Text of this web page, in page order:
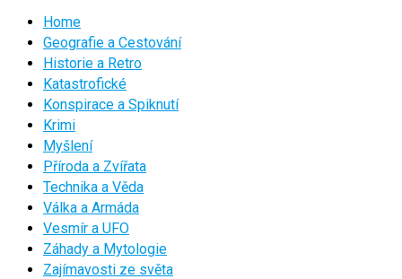
Home
Geografie a Cestování
Historie a Retro
Katastrofické
Konspirace a Spiknutí
Krimi
Myšlení
Příroda a Zvířata
Technika a Věda
Válka a Armáda
Vesmír a UFO
Záhady a Mytologie
Zajímavosti ze světa